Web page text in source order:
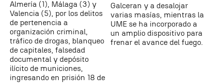
Almería (1), Málaga (3) y
Valencia (5), por los delitos
de pertenencia a
organización criminal,
tráfico de drogas, blanqueo
de capitales, falsedad
documental y depósito
ilícito de municiones,
ingresando en prisión 18 de
Galceran y a desalojar
varias masías, mientras la
UME se ha incorporado a
un amplio dispositivo para
frenar el avance del fuego.